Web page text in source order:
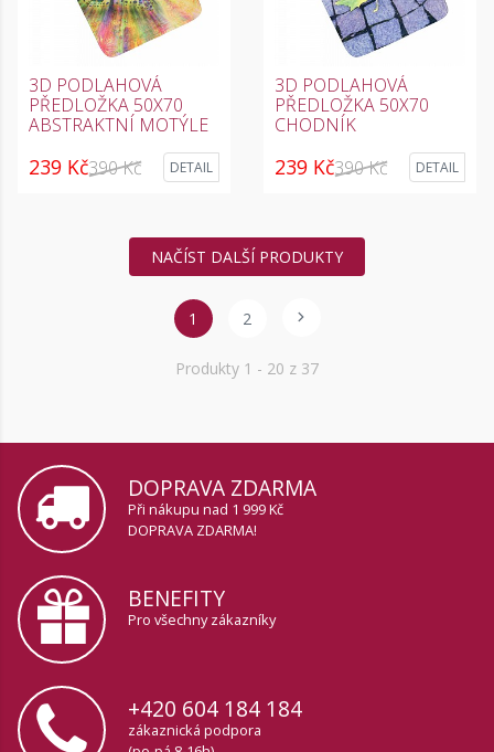
3D PODLAHOVÁ
PŘEDLOŽKA 50X70
ABSTRAKTNÍ MOTÝLE
239 Kč390 Kč DETAIL
3D PODLAHOVÁ
PŘEDLOŽKA 50X70
CHODNÍK
239 Kč390 Kč DETAIL
NAČÍST DALŠÍ PRODUKTY
1 2
Produkty 1 - 20 z 37
DOPRAVA ZDARMA
Při nákupu nad 1 999 Kč
DOPRAVA ZDARMA!
BENEFITY
Pro všechny zákazníky
+420 604 184 184
zákaznická podpora